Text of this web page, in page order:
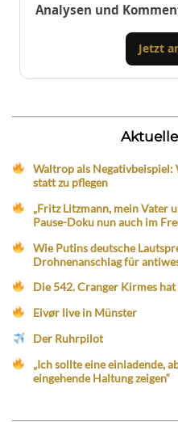
Analysen und
Jetzt
Waltrop als Negativbeispiel:
statt zu pflegen
„Fritz Litzmann, mein Vater
Pause-Doku nun auch im
Wie Putins deutsche
Drohnenanschlag für
Die 542. Cranger Kirmes hat
Eivør live in Münster
Der Ruhrpilot
„Ich sollte eine einladende,
eingehende Haltung zeigen“